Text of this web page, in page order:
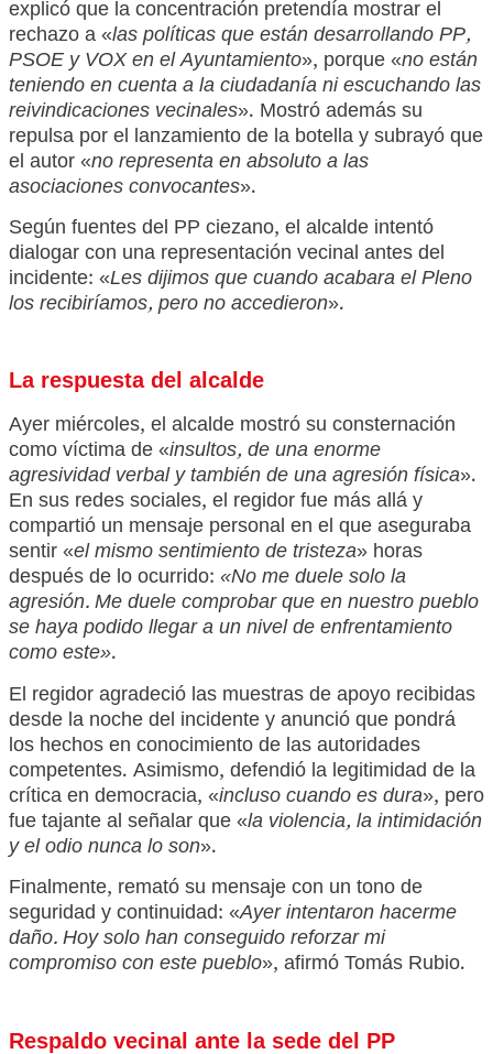
explicó que la concentración pretendía mostrar el
rechazo a «las políticas que están desarrollando PP,
PSOE y VOX en el Ayuntamiento», porque «no están
teniendo en cuenta a la ciudadanía ni escuchando las
reivindicaciones vecinales». Mostró además su
repulsa por el lanzamiento de la botella y subrayó que
el autor «no representa en absoluto a las
asociaciones convocantes».
Según fuentes del PP ciezano, el alcalde intentó
dialogar con una representación vecinal antes del
incidente: «Les dijimos que cuando acabara el Pleno
los recibiríamos, pero no accedieron».
La respuesta del alcalde
Ayer miércoles, el alcalde mostró su consternación
como víctima de «insultos, de una enorme
agresividad verbal y también de una agresión física».
En sus redes sociales, el regidor fue más allá y
compartió un mensaje personal en el que aseguraba
sentir «el mismo sentimiento de tristeza» horas
después de lo ocurrido: «No me duele solo la
agresión. Me duele comprobar que en nuestro pueblo
se haya podido llegar a un nivel de enfrentamiento
como este».
El regidor agradeció las muestras de apoyo recibidas
desde la noche del incidente y anunció que pondrá
los hechos en conocimiento de las autoridades
competentes. Asimismo, defendió la legitimidad de la
crítica en democracia, «incluso cuando es dura», pero
fue tajante al señalar que «la violencia, la intimidación
y el odio nunca lo son».
Finalmente, remató su mensaje con un tono de
seguridad y continuidad: «Ayer intentaron hacerme
daño. Hoy solo han conseguido reforzar mi
compromiso con este pueblo», afirmó Tomás Rubio.
Respaldo vecinal ante la sede del PP